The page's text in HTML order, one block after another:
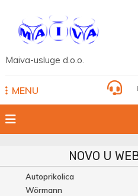
content
Maiva-usluge d.o.o.
MENU
NOVO U
Autoprikolica
Wörmann